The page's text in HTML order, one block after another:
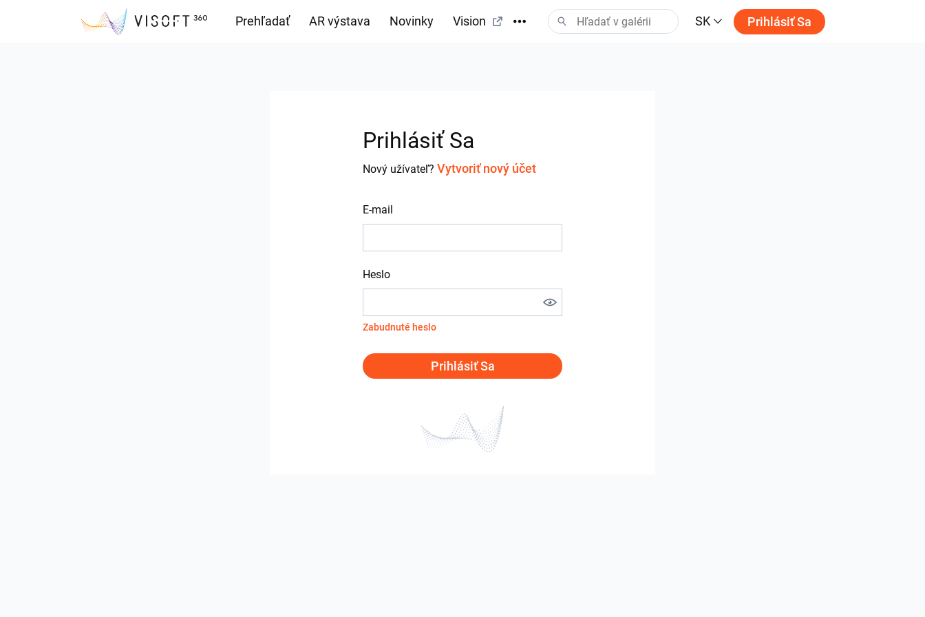
Prehľadať AR výstava Novinky Vision SK Prihlásiť Sa
Prihlásiť Sa
Nový užívateľ? Vytvoriť nový účet
E-mail
Heslo
Zabudnuté heslo
Prihlásiť Sa